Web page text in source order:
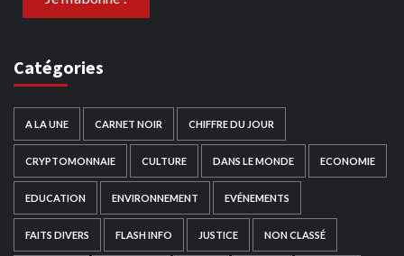
Catégories
A LA UNE CARNET NOIR CHIFFRE DU JOUR
CRYPTOMONNAIE CULTURE DANS LE MONDE ECONOMIE
EDUCATION ENVIRONNEMENT EVÉNEMENTS
FAITS DIVERS FLASH INFO JUSTICE NON CLASSÉ